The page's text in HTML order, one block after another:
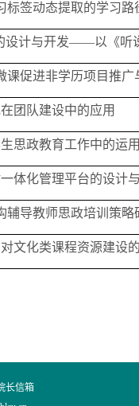
标签动态提取的学习路
设计与开发——以《听
课促进非学历项目推广
团队建设中的应用
思政教育工作中的运
体化管理平台的设计
辅导教师思政培训策略
文化类课程资源建设
长信箱